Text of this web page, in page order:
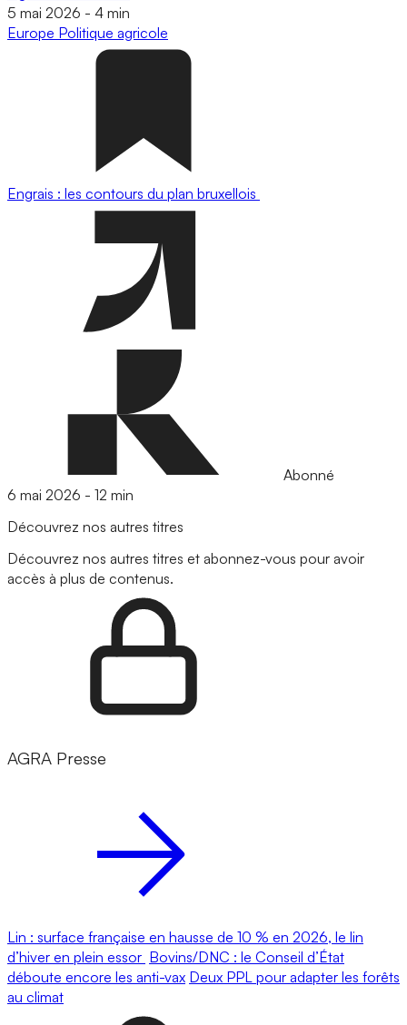
5 mai 2026 - 4 min
Europe Politique agricole
Engrais : les contours du plan bruxellois
Abonné
6 mai 2026 - 12 min
Découvrez nos autres titres
Découvrez nos autres titres et abonnez-vous pour avoir
accès à plus de contenus.
AGRA Presse
Lin : surface française en hausse de 10 % en 2026, le lin
d’hiver en plein essor Bovins/DNC : le Conseil d’État
déboute encore les anti-vax Deux PPL pour adapter les forêts
au climat